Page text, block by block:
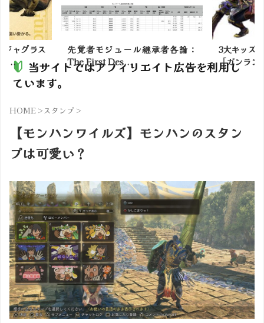
ャグラス
...
先覚者モジュール継承者各論：
The First Des...
3大キッズ
「ガンラ
当サイトではアフィリエイト広告を利用し
ています。
HOME >スタンプ >
【モンハンワイルズ】モンハンのスタン
プは可愛い？